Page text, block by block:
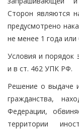
Сторон являются
предусмотрено
не менее 1 года
Условия и порядок
и в ст. 462 УПК РФ.
Решение о выдаче
гражданства,
Федерации,
территории